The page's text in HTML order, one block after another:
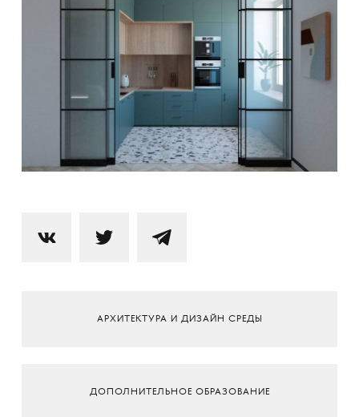
АРХИТЕКТУРА И ДИЗАЙН СРЕДЫ
ДОПОЛНИТЕЛЬНОЕ ОБРАЗОВАНИЕ